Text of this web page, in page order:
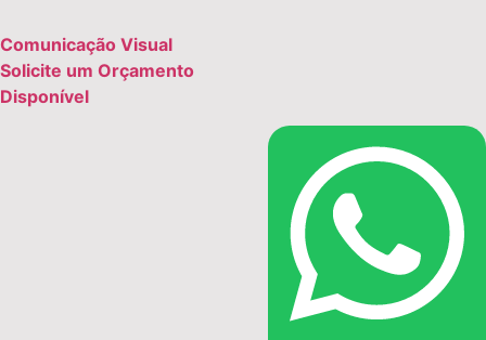
Comunicação Visual
Solicite um Orçamento
Disponível